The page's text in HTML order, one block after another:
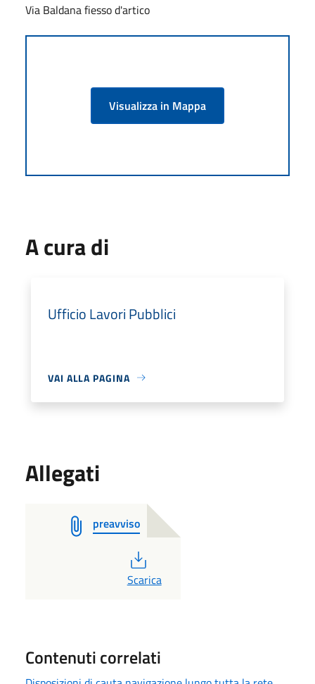
Via Baldana fiesso d'artico
Visualizza in Mappa
A cura di
Ufficio Lavori Pubblici
VAI ALLA PAGINA
Allegati
preavviso
PDF
Scarica
Contenuti correlati